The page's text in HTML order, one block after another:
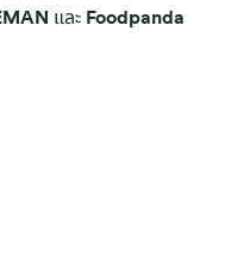
และ Foodpanda